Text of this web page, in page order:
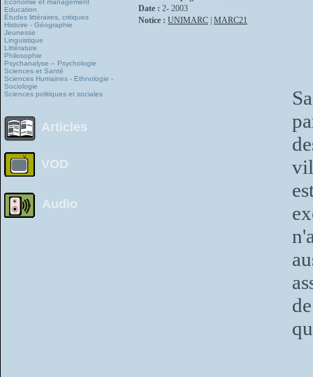
Education
Études littéraires, critiques
Histoire - Géographie
Jeunesse
Linguistique
Littérature
Philosophie
Psychanalyse – Psychologie
Sciences et Santé
Sciences Humaines - Ethnologie -
Sociologie
Sciences politiques et sociales
Articles
VOD
Audio
Date : 2- 2003
Notice : UNIMARC MARC21